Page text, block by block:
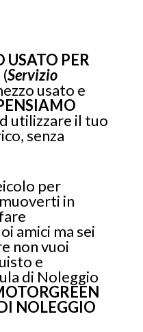
PER
(Servizio
usato e
utilizzare il tuo
senza
per
in
amici ma sei
non vuoi
e
di Noleggio
NOLEGGIO